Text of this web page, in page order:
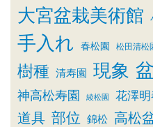
大宮盆栽美術館
手入れ 春松園 松田清松
樹種 清寿園 現象
神高松寿園 綾松園 花澤明
道具 部位 錦松 高松